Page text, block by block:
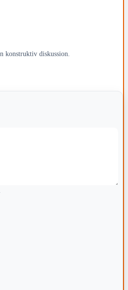
konstruktiv diskussion.